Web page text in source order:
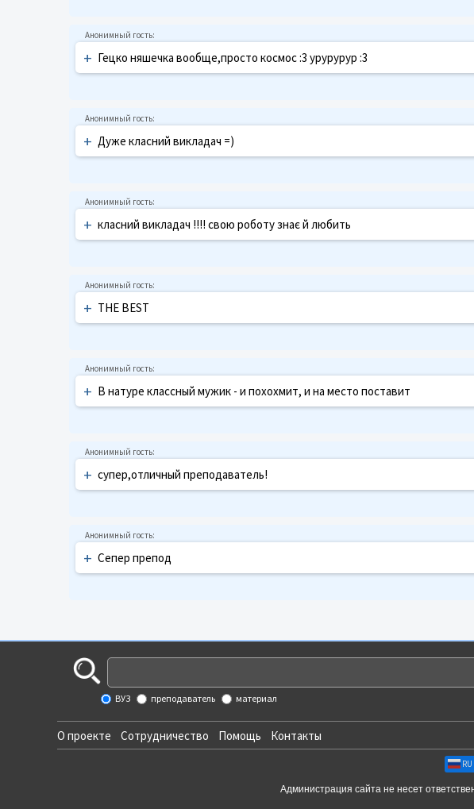
+ Гецко няшечка вообще,просто космос :3 урурурур :3
+ Дуже класний викладач =)
+ класний викладач !!!! свою роботу знає й любить
+ THE BEST
+ В натуре классный мужик - и похохмит, и на место поставит
+ супер,отличный преподаватель!
+ Сепер препод
ВУЗ преподаватель материал
О проекте Сотрудничество Помощь Контакты
RU
Администрация сайта не несет